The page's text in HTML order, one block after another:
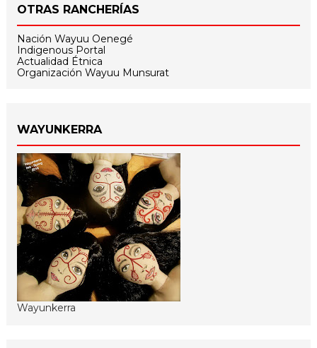
OTRAS RANCHERÍAS
Nación Wayuu Oenegé
Indigenous Portal
Actualidad Étnica
Organización Wayuu Munsurat
WAYUNKERRA
Wayunkerra